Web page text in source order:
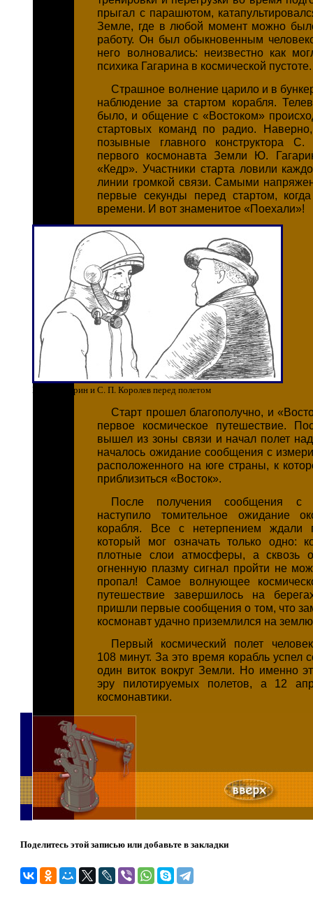
прыгал с парашютом,
Земле, где в любой момент можно
работу. Он был обыкновенным
него волновались: неизвестно как
психика Гагарина в космической пустоте.
Страшное волнение царило и в
наблюдение за стартом корабля.
было, и общение с «Востоком»
стартовых команд по радио.
позывные главного конструктора С.
первого космонавта Земли Ю.
«Кедр». Участники старта ловили
линии громкой связи. Самыми
первые секунды перед стартом,
времени. И вот знаменитое «Поехали»!
Ю. А. Гагарин и С. П. Королев перед полетом
Старт прошел благополучно, и
первое космическое путешествие.
вышел из зоны связи и начал полет
началось ожидание сообщения с
расположенного на юге страны, к
приблизиться «Восток».
После получения сообщения с
наступило томительное ожидание
корабля. Все с нетерпением ждали
который мог означать только одно:
плотные слои атмосферы, а сквозь
огненную плазму сигнал пройти не
пропал! Самое волнующее
путешествие завершилось на
пришли первые сообщения о том, что
космонавт удачно приземлился на
Первый космический полет
108 минут. За это время корабль успел
один виток вокруг Земли. Но именно
эру пилотируемых полетов, а 12
космонавтики.
Поделитесь этой записью или добавьте в закладки